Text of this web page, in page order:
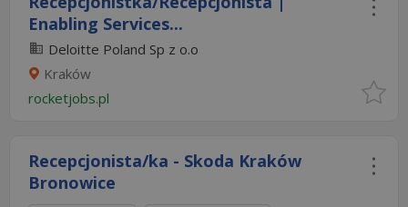
Enabling Services...
Deloitte Poland Sp z o.o
Kraków
rocketjobs.pl
Recepcjonista/ka - Skoda Kraków
Bronowice